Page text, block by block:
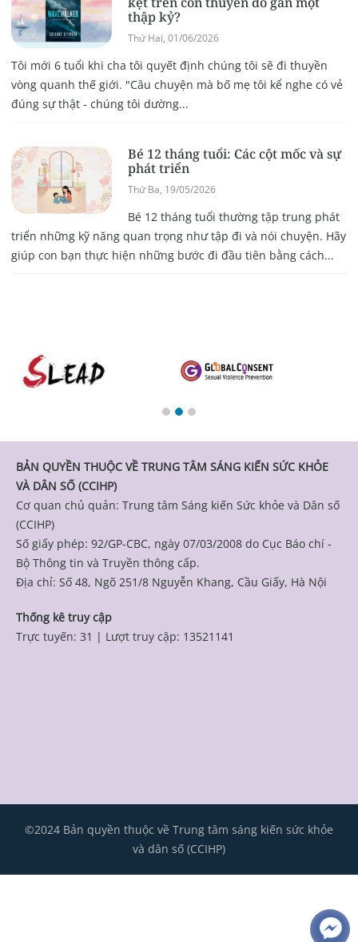
thập kỷ?
Thứ Hai, 01/06/2026
Tôi mới 6 tuổi khi cha tôi quyết định chúng tôi sẽ đi thuyền
vòng quanh thế giới. "Câu chuyện mà bố mẹ tôi kể nghe có vẻ
đúng sự thật - chúng tôi dường...
Bé 12 tháng tuổi: Các cột mốc và sự
phát triển
Thứ Ba, 19/05/2026
Bé 12 tháng tuổi thường tập trung phát
triển những kỹ năng quan trọng như tập đi và nói chuyện. Hãy
giúp con bạn thực hiện những bước đi đầu tiên bằng cách...
BẢN QUYỀN THUỘC VỀ TRUNG TÂM SÁNG KIẾN SỨC KHỎE
VÀ DÂN SỐ (CCIHP)
Cơ quan chủ quản: Trung tâm Sáng kiến Sức khỏe và Dân số
(CCIHP)
Số giấy phép: 92/GP-CBC, ngày 07/03/2008 do Cục Báo chí -
Bộ Thông tin và Truyền thông cấp.
Địa chỉ: Số 48, Ngõ 251/8 Nguyễn Khang, Cầu Giấy, Hà Nội
Thống kê truy cập
Trực tuyến: 31 | Lượt truy cập: 13521141
©2024 Bản quyền thuộc về Trung tâm sáng kiến sức khỏe
và dân số (CCIHP)